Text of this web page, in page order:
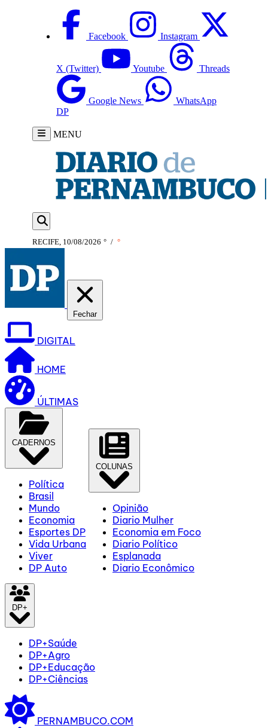
Facebook Instagram
X (Twitter) Youtube Threads
Google News
WhatsApp
DP
MENU
RECIFE, 10/08/2026 ° / °
Fechar
DIGITAL
HOME
ÚLTIMAS
CADERNOS
Política
Brasil
Mundo
Economia
Esportes DP
Vida Urbana
Viver
DP Auto
COLUNAS
Opinião
Diario Mulher
Economia em Foco
Diario Político
Esplanada
Diario Econômico
DP+
DP+Saúde
DP+Agro
DP+Educação
DP+Ciências
PERNAMBUCO.COM